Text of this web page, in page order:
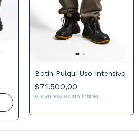
Botín Pulqui Uso Intensivo
$71.500,00
6 x $11.916,67 sin interés